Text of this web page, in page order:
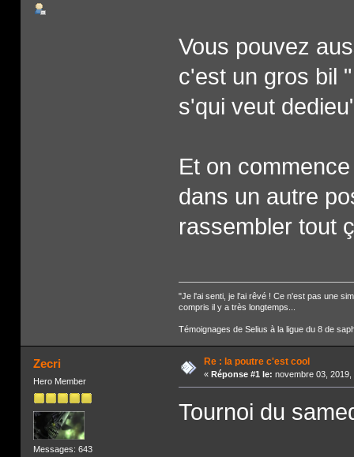
Vous pouvez
c'est un gros bil
s'qui veut
Et on
dans un autre
rassembler tout
"Je l'ai senti, je l'ai rêvé ! Ce n'est pas une
compris il y a très longtemps...
Témoignages de Selius à la ligue du 8 de
Zecri
Hero Member
Messages: 643
Re : la poutre c'est cool
« Réponse #1 le: novembre 03, 2019,
Tournoi du